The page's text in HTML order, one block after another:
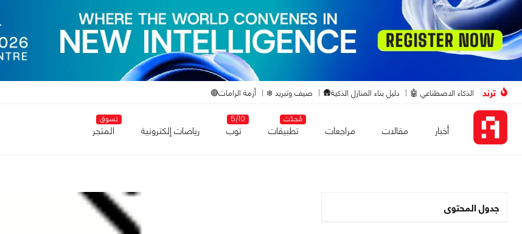
ترند الذكاء الاصطناعي 🤖 دليل بناء المنازل الذكية🛖 صيف وتبريد ❄️ أزمة الرامات🔴
أخبار مقالات مراجعات
مُحدّث
تطبيقات
5/10
توب رياضات إلكترونية
تسوق
المتجر
جدول المحتوى